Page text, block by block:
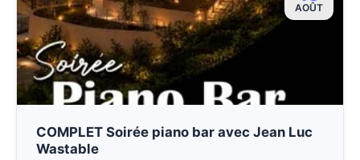
AOÛT
COMPLET Soirée piano bar avec Jean Luc
Wastable